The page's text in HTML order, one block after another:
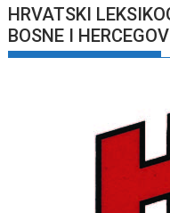
HRVATSKI
BOSNE I